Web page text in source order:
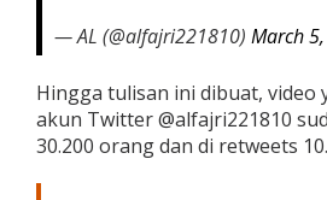
— AL (@alfajri221810) March
Hingga tulisan ini dibuat, video
akun Twitter @alfajri221810
30.200 orang dan di retweets